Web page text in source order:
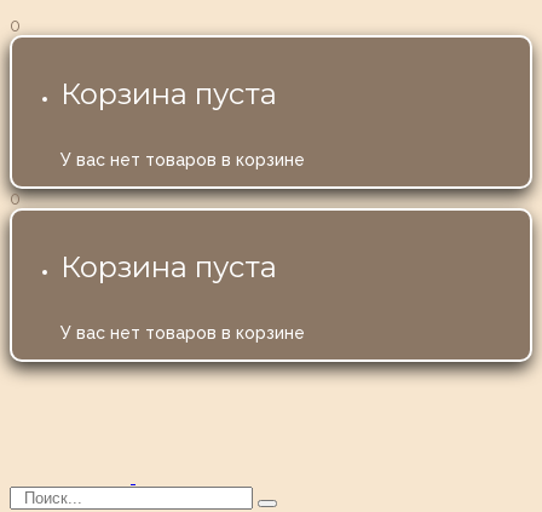
0
Корзина пуста
У вас нет товаров в корзине
0
Корзина пуста
У вас нет товаров в корзине